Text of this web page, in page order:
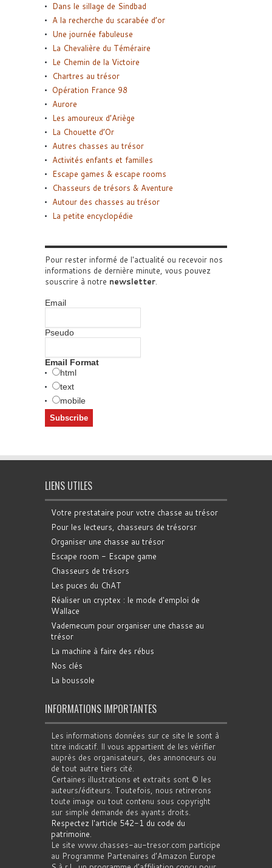
Dans le sillage de Sindbad
A la recherche du scarabée d’or
Une journée fabuleuse
La Chevalière du Téméraire
Le Chemin de la Victoire
Chartres au trésor
Opération France 98
Aurore
Les amoureux d’Ariège
La Chouette d’Or
Autres chasses au trésor
Activités enfants et familles
Escape games & escape rooms
Chasseurs de trésors & Aventure
Autour des chasses au trésor
La petite encyclopédie
Pour rester informé de l'actualité ou recevoir nos
informations de dernière minute, vous pouvez
souscrire à notre newsletter.
Email
Pseudo
Email Format
html
text
mobile
LIENS UTILES
Votre prestataire pour votre chasse au trésor
Pour les lecteurs, chasseurs de trésorsr
Organiser une chasse au trésor
Escape room - Escape game
Chasseurs de trésors
Les puces du ChAT
Réaliser un cryptex : le mode d'emploi de
Wallace
Vademecum pour organiser une chasse au
trésor
La machine à faire des rébus
Nos clés
La boussole
INFORMATIONS IMPORTANTES
Les informations données sur ce site le sont à
titre indicatif. Il vous appartient de les vérifier
auprès des organisateurs, des annonceurs ou
de tout autre tiers cité.
Certaines illustrations et extraits sont © les
auteurs/éditeurs. Toutefois, nous retirerons
toute image ou tout contenu sous copyright
sur simple demande des ayants droits.
Respectez l'article 542-1 du code du
patrimoine.
Le site www.chasses-au-tresor.com participe
au Programme Partenaires d’Amazon Europe